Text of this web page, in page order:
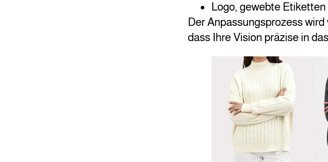
Logo, gewebte
Der Anpassungsprozess
dass Ihre Vision präzise in